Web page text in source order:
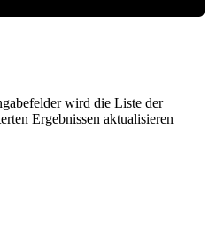
wird die Liste der
Ergebnissen aktualisieren